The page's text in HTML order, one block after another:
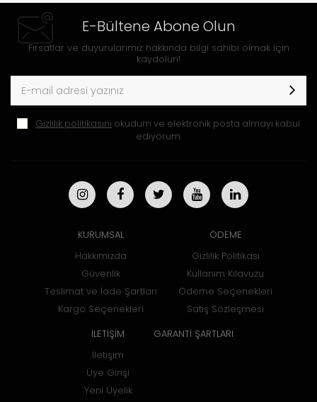
E-Bültene Abone Olun
Fırsatlar ve duyurularımız hakkında bilgi sahibi olmak için
kaydolun!
Gizlilik politikasını okudum ve elektronik posta almayı kabul
ediyorum.
KURUMSAL
Hakkımızda
Güvenlik
Teslimat ve İade Şartları
Kargo Seçenekleri
ÖDEME
Gizlilik Politikası
Kullanım Kılavuzu
Ödeme Seçenekleri
Satış Sözleşmesi
İLETİŞİM
İletişim
Üye Girişi
Yeni Üyelik
GARANTİ ŞARTLARI